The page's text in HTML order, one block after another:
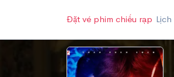
Đặt vé phim chiếu rạp Lịch